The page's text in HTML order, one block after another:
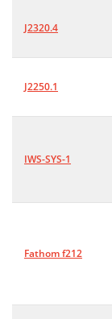
J2320.4
J2250.1
IWS-SYS-1
Fathom f212